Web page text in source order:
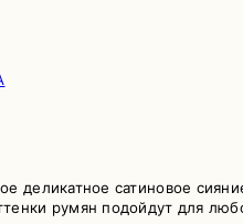
деликатное сатиновое
румян подойдут для